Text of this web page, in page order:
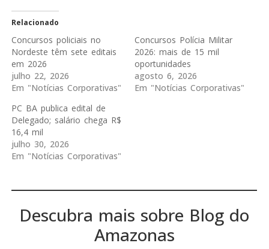
Relacionado
Concursos policiais no
Nordeste têm sete editais
em 2026
julho 22, 2026
Em "Notícias Corporativas"
Concursos Polícia Militar
2026: mais de 15 mil
oportunidades
agosto 6, 2026
Em "Notícias Corporativas"
PC BA publica edital de
Delegado; salário chega R$
16,4 mil
julho 30, 2026
Em "Notícias Corporativas"
Descubra mais sobre Blog do
Amazonas